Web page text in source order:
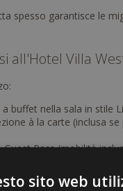
spesso garantisce le
all'Hotel Villa
a buffet nella sala in stile
à la carte (inclusa
Guest Pass (mobilità
alleTerme di Merano
sito web